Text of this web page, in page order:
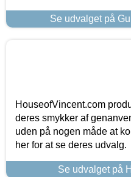
Se udvalget på
HouseofVincent.com
deres smykker af
uden på nogen måde at
her for at se deres udvalg.
Se udvalget på